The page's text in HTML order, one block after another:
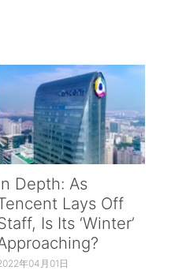
Depth: As
Lays Off
Is Its ‘Winter’
年04月01日